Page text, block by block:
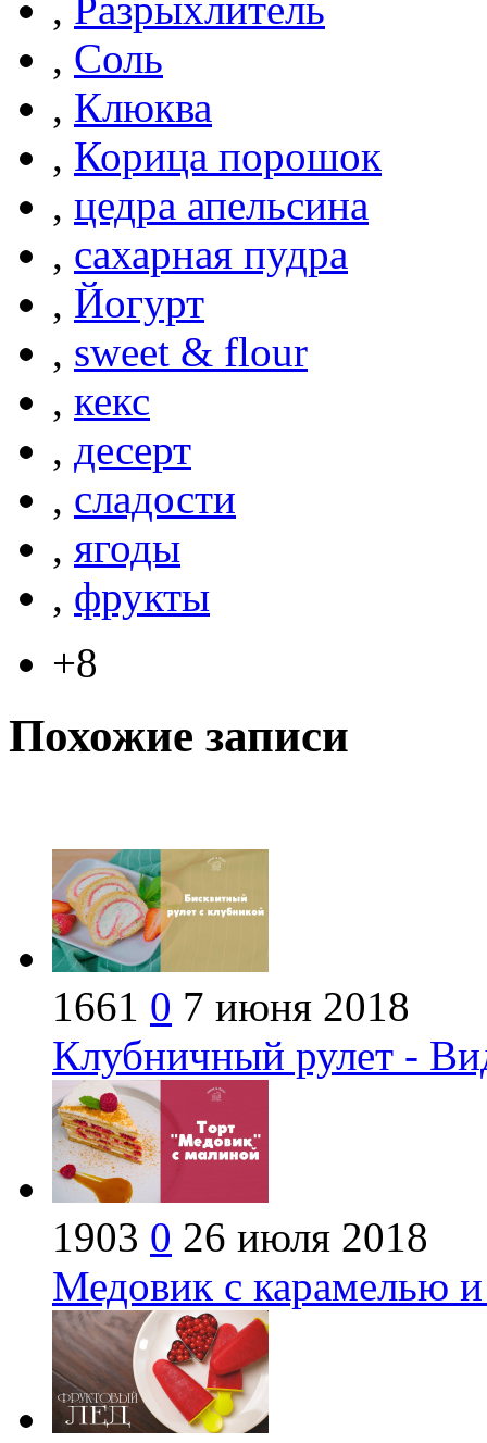
, Соль
, Клюква
, Корица порошок
, цедра апельсина
, сахарная пудра
, Йогурт
, sweet & flour
, кекс
, десерт
, сладости
, ягоды
, фрукты
+8
Похожие записи
1661 0 7 июня 2018
Клубничный рулет -
1903 0 26 июля 2018
Медовик с карамелью